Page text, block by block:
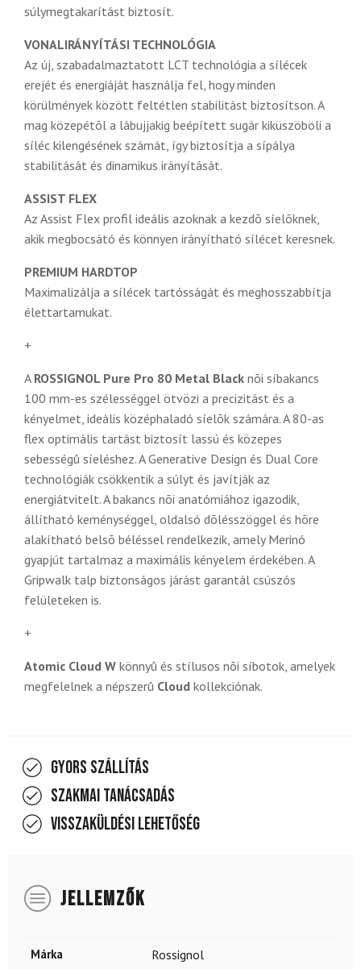
súlymegtakarítást biztosít.
VONALIRÁNYÍTÁSI TECHNOLÓGIA
Az új, szabadalmaztatott LCT technológia a sílécek
erejét és energiáját használja fel, hogy minden
körülmények között feltétlen stabilitást biztosítson. A
mag közepétõl a lábujjakig beépített sugár kiküszöböli a
síléc kilengésének számát, így biztosítja a sípálya
stabilitását és dinamikus irányítását.
ASSIST FLEX
Az Assist Flex profil ideális azoknak a kezdõ síelõknek,
akik megbocsátó és könnyen irányítható sílécet keresnek.
PREMIUM HARDTOP
Maximalizálja a sílécek tartósságát és meghosszabbítja
élettartamukat.
+
A ROSSIGNOL Pure Pro 80 Metal Black nõi síbakancs
100 mm-es szélességgel ötvözi a precizitást és a
kényelmet, ideális középhaladó síelõk számára. A 80-as
flex optimális tartást biztosít lassú és közepes
sebességû síeléshez. A Generative Design és Dual Core
technológiák csökkentik a súlyt és javítják az
energiátvitelt. A bakancs nõi anatómiához igazodik,
állítható keménységgel, oldalsó dõlésszöggel és hõre
alakítható belsõ béléssel rendelkezik, amely Merinó
gyapjút tartalmaz a maximális kényelem érdekében. A
Gripwalk talp biztonságos járást garantál csúszós
felületeken is.
+
Atomic Cloud W könnyû és stílusos nõi síbotok, amelyek
megfelelnek a népszerû Cloud kollekciónak.
Gyors szállítás
Szakmai tanácsadás
Visszaküldési lehetőség
JELLEMZŐK
Márka Rossignol